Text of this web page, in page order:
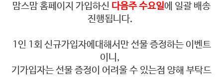
맘스맘 홈페이지 가입하신 다음주 수요일에 일괄 배송
진행됩니다.
1인 1회 신규가입자에대해서만 선물 증정하는 이벤트
이니,
기가입자는 선물 증정이 어려울 수 있는점 양해 부탁드